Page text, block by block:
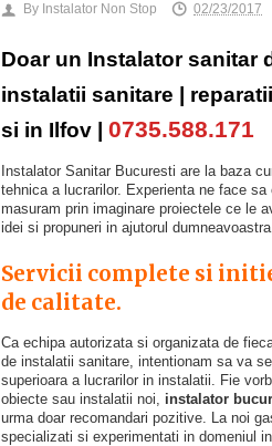
By Instalator Non Stop 02/23/2017
Doar un Instalator sanitar
instalatii sanitare |
si in Ilfov | 0735.588.171
Instalator Sanitar Bucuresti are la baza
tehnica a lucrarilor. Experienta ne face
masuram prin imaginare proiectele ce le
idei si propuneri in ajutorul
Servicii complete si
de calitate.
Ca echipa autorizata si organizata de
de instalatii sanitare, intentionam sa va
superioara a lucrarilor in instalatii. Fie
obiecte sau instalatii noi, instalator
urma doar recomandari pozitive. La noi
specializati si experimentati in domeniul